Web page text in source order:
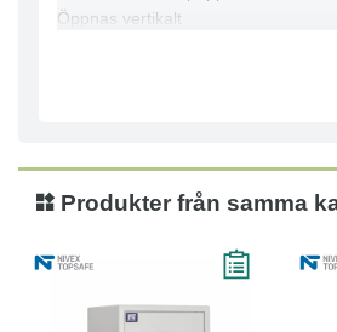
Öppnas vertikalt
Produkter från samma